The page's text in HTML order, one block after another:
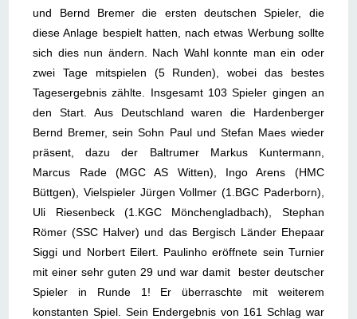
und Bernd Bremer die ersten deutschen Spieler, die
diese Anlage bespielt hatten, nach etwas Werbung sollte
sich dies nun ändern. Nach Wahl konnte man ein oder
zwei Tage mitspielen (5 Runden), wobei das bestes
Tagesergebnis zählte. Insgesamt 103 Spieler gingen an
den Start. Aus Deutschland waren die Hardenberger
Bernd Bremer, sein Sohn Paul und Stefan Maes wieder
präsent, dazu der Baltrumer Markus Kuntermann,
Marcus Rade (MGC AS Witten), Ingo Arens (HMC
Büttgen), Vielspieler Jürgen Vollmer (1.BGC Paderborn),
Uli Riesenbeck (1.KGC Mönchengladbach), Stephan
Römer (SSC Halver) und das Bergisch Länder Ehepaar
Siggi und Norbert Eilert. Paulinho eröffnete sein Turnier
mit einer sehr guten 29 und war damit bester deutscher
Spieler in Runde 1! Er überraschte mit weiterem
konstanten Spiel. Sein Endergebnis von 161 Schlag war